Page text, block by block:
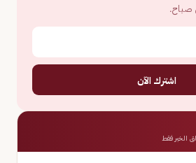
صباح.
اشترك الآن
الخبر فقط